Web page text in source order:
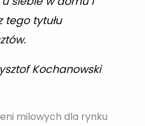
tego tytułu
Kochanowski
milowych dla rynku